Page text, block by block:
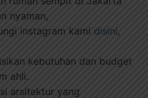
nyaman,
instagram kami disini,
kebutuhan dan budget
ahli.
arsitektur yang